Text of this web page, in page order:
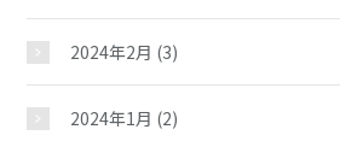
じどうかんだより
2024年2月 (3)
2024年1月 (2)